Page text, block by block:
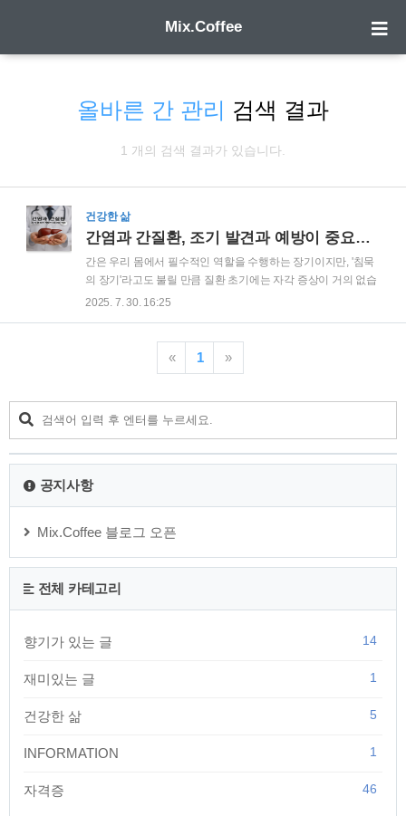
Mix.Coffee
올바른 간 관리 검색 결과
1 개의 검색 결과가 있습니다.
건강한 삶
간염과 간질환, 조기 발견과 예방이 중요한 이유
간은 우리 몸에서 필수적인 역할을 수행하는 장기이지만, '침묵
의 장기'라고도 불릴 만큼 질환 초기에는 자각 증상이 거의 없습
니다. 이로 인해 간질환은 흔히 치료 시점을 놓치는 경우가 많
기 때문에 이에 대한 조기 발견과 예방이 매우 중요합니다. 이번
글에서는 B형 및 C형 간염에 대해 알아보고, 간 건강을 지키기
향을 미치는 두 종류의 간염으로, 간세포암 환자의 약 80%가 이
들 바이러스와 관련이 있다는 통계가 있을 정도로 위험성이 높
습니다. B형 간염은..
2025. 7. 30. 16:25
« 1 »
공지사항
Mix.Coffee 블로그 오픈
전체 카테고리
향기가 있는 글 14
재미있는 글 1
건강한 삶 5
INFORMATION 1
자격증 46